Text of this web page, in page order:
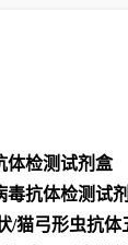
体检测试剂盒
毒抗体检测试
/猫弓形虫抗体